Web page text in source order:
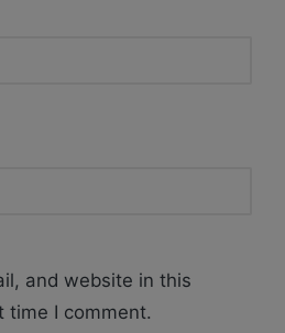
and website in this
time I comment.